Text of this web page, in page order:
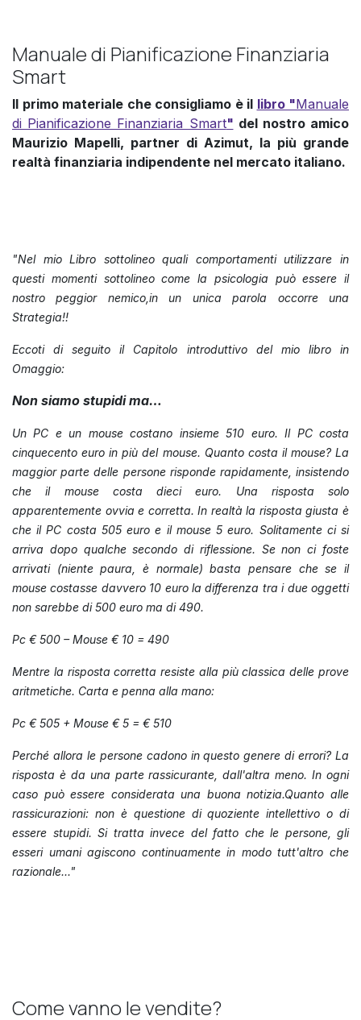
Manuale di Pianificazione Finanziaria
Smart
Il primo materiale che consigliamo è il libro "Manuale
di Pianificazione Finanziaria Smart" del nostro amico
Maurizio Mapelli, partner di Azimut, la più grande
realtà finanziaria indipendente nel mercato italiano.
"Nel mio Libro sottolineo quali comportamenti utilizzare in
questi momenti sottolineo come la psicologia può essere il
nostro peggior nemico,in un unica parola occorre una
Strategia!!
Eccoti di seguito il Capitolo introduttivo del mio libro in
Omaggio:
Non siamo stupidi ma…
Un PC e un mouse costano insieme 510 euro. Il PC costa
cinquecento euro in più del mouse. Quanto costa il mouse? La
maggior parte delle persone risponde rapidamente, insistendo
che il mouse costa dieci euro. Una risposta solo
apparentemente ovvia e corretta. In realtà la risposta giusta è
che il PC costa 505 euro e il mouse 5 euro. Solitamente ci si
arriva dopo qualche secondo di riflessione. Se non ci foste
arrivati (niente paura, è normale) basta pensare che se il
mouse costasse davvero 10 euro la differenza tra i due oggetti
non sarebbe di 500 euro ma di 490.
Pc € 500 – Mouse € 10 = 490
Mentre la risposta corretta resiste alla più classica delle prove
aritmetiche. Carta e penna alla mano:
Pc € 505 + Mouse € 5 = € 510
Perché allora le persone cadono in questo genere di errori? La
risposta è da una parte rassicurante, dall'altra meno. In ogni
caso può essere considerata una buona notizia.Quanto alle
rassicurazioni: non è questione di quoziente intellettivo o di
essere stupidi. Si tratta invece del fatto che le persone, gli
esseri umani agiscono continuamente in modo tutt'altro che
razionale..."
Come vanno le vendite?